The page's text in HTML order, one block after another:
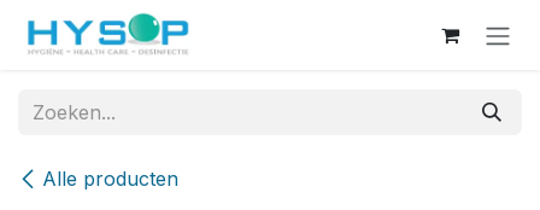
Overslaan naar inhoud
Alle producten